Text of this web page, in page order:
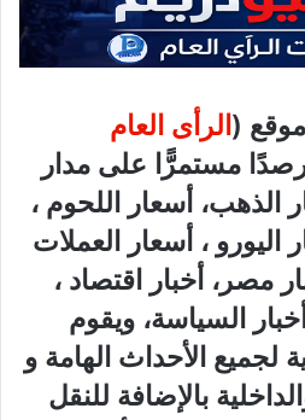
( الرأى العام
مستمرًّا على مدار
الذهب، أسعار اللحوم ،
اليورو ، أسعار العملات
مصر، أخبار اقتصاد ،
السياسة، ويقوم
لجميع الأحداث الهامة و
بالإضافة للنقل